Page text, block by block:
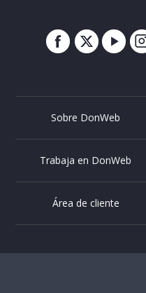
Sobre DonWeb
Trabaja en DonWeb
Área de cliente